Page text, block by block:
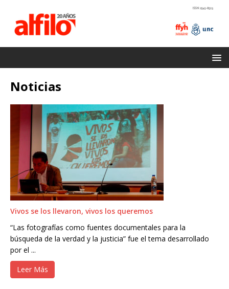
Noticias
Vivos se los llevaron, vivos los queremos
“Las fotografías como fuentes documentales para la
búsqueda de la verdad y la justicia” fue el tema desarrollado
por el ...
Leer Más